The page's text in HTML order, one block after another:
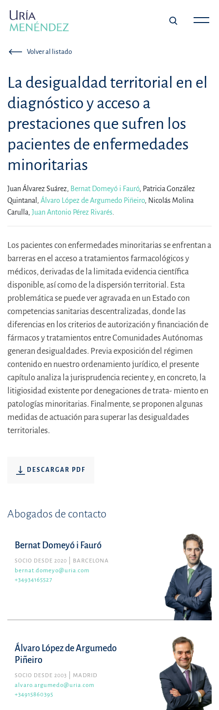
Volver al listado
La desigualdad territorial en el
diagnóstico y acceso a
prestaciones que sufren los
pacientes de enfermedades
minoritarias
Juan Álvarez Suárez, Bernat Domeyó i Fauró, Patricia González
Quintanal, Álvaro López de Argumedo Piñeiro, Nicolás Molina
Carulla, Juan Antonio Pérez Rivarés.
Los pacientes con enfermedades minoritarias se enfrentan a
barreras en el acceso a tratamientos farmacológicos y
médicos, derivadas de la limitada evidencia científica
disponible, así como de la dispersión territorial. Esta
problemática se puede ver agravada en un Estado con
competencias sanitarias descentralizadas, donde las
diferencias en los criterios de autorización y financiación de
fármacos y tratamientos entre Comunidades Autónomas
generan desigualdades. Previa exposición del régimen
contenido en nuestro ordenamiento jurídico, el presente
capítulo analiza la jurisprudencia reciente y, en concreto, la
litigiosidad existente por denegaciones de trata- miento en
patologías minoritarias. Finalmente, se proponen algunas
medidas de actuación para superar las desigualdades
territoriales.
DESCARGAR PDF
Abogados de contacto
Bernat Domeyó i Fauró
SOCIO DESDE 2020
BARCELONA
bernat.domeyo@uria.com
+34934165527
Álvaro López de Argumedo
Piñeiro
SOCIO DESDE 2003
MADRID
alvaro.argumedo@uria.com
+34915860395